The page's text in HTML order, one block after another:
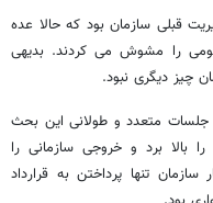
قبلی سازمان بود که حالا عده
را مشوش می کردند. بدیهی
چیز دیگری نبود.
جلسات متعدد و طولانی این بحث
بالا برد و خروجی سازمانی را
تنها پرداختن به قرارداد